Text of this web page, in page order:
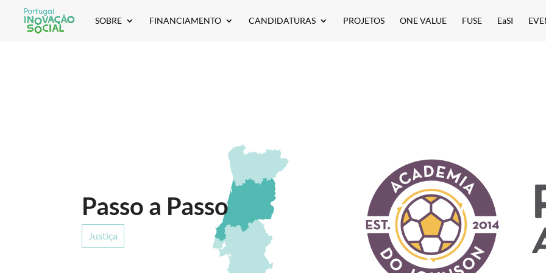
SOBRE FINANCIAMENTO CANDIDATURAS PROJETOS ONE VALUE FUSE EaSI
Passo a Passo
Justiça